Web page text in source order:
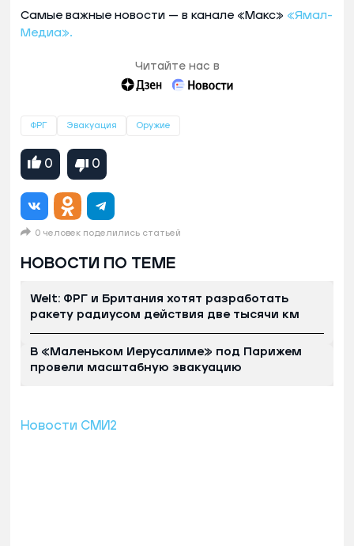
Самые важные новости — в канале «Макс» «Ямал-
Медиа».
Читайте нас в
ФРГ Эвакуация Оружие
0 0
0 человек поделились статьей
НОВОСТИ ПО ТЕМЕ
Welt: ФРГ и Британия хотят разработать
ракету радиусом действия две тысячи км
В «Маленьком Иерусалиме» под Парижем
провели масштабную эвакуацию
Новости СМИ2